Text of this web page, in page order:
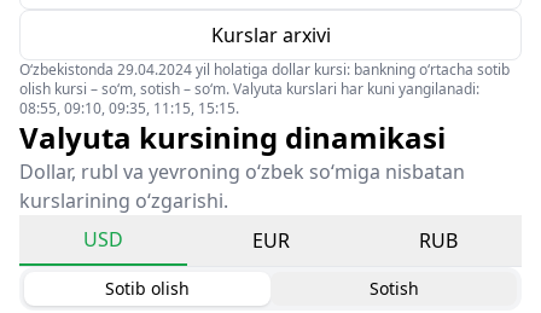
Kurslar arxivi
O‘zbekistonda 29.04.2024 yil holatiga dollar kursi: bankning o‘rtacha sotib
olish kursi – so‘m, sotish – so‘m. Valyuta kurslari har kuni yangilanadi:
08:55, 09:10, 09:35, 11:15, 15:15.
Valyuta kursining dinamikasi
Dollar, rubl va yevroning o‘zbek so‘miga nisbatan
kurslarining o‘zgarishi.
USD
EUR RUB
Sotib olish Sotish